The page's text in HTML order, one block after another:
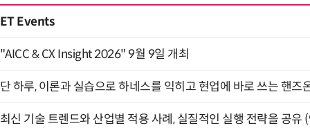
ET Events
"AICC & CX Insight 2026" 9월 9일 개최
단 하루, 이론과 실습으로 하네스를 익히고 현업에 바로 쓰는 핸즈
최신 기술 트렌드와 산업별 적용 사례, 실질적인 실행 전략을 공유